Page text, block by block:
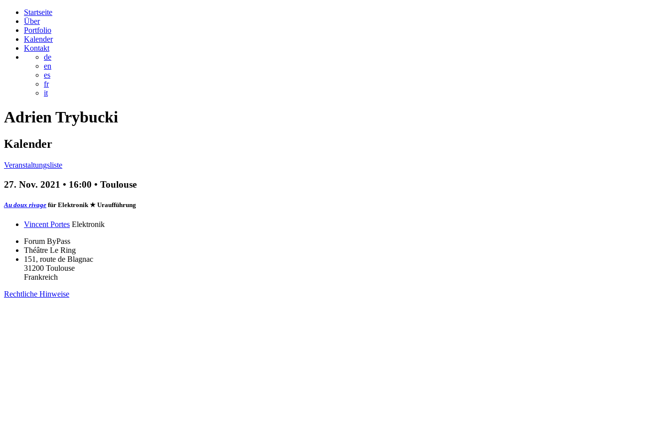
Startseite
Über
Portfolio
Kalender
Kontakt
de
en
es
fr
it
AdrienTrybucki
Kalender
Veranstaltungsliste
27. Nov. 2021 • 16:00 • Toulouse
Au doux rivage für Elektronik ★ Uraufführung
Vincent Portes Elektronik
Forum ByPass
Théâtre Le Ring
151, route de Blagnac
31200 Toulouse
Frankreich
Rechtliche Hinweise